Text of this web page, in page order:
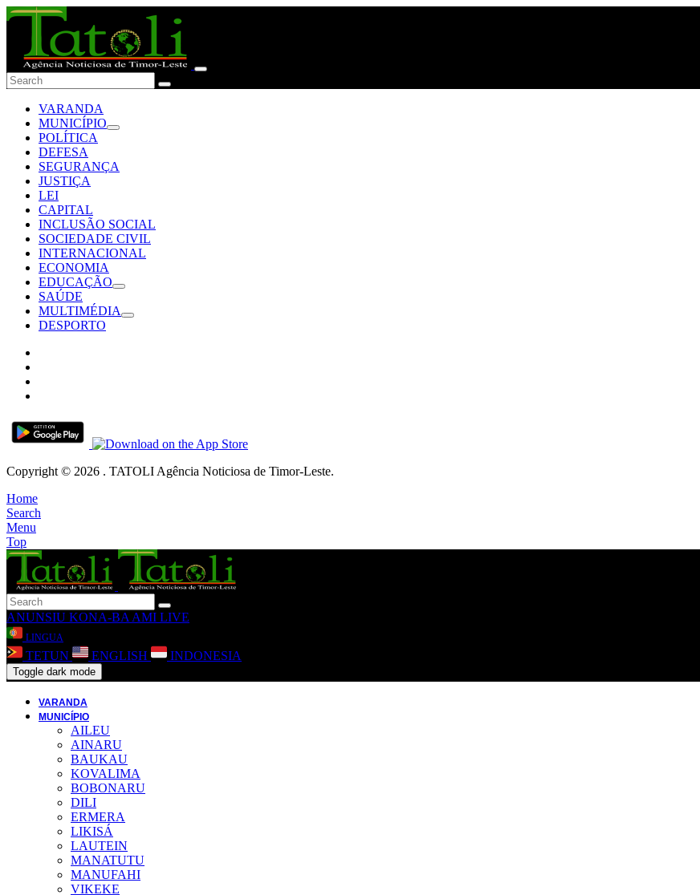
VARANDA
MUNICÍPIO
POLÍTICA
DEFESA
SEGURANÇA
JUSTIÇA
LEI
CAPITAL
INCLUSÃO SOCIAL
SOCIEDADE CIVIL
INTERNACIONAL
ECONOMIA
EDUCAÇÃO
SAÚDE
MULTIMÉDIA
DESPORTO
Copyright © 2026 . TATOLI Agência Noticiosa de Timor-Leste.
Home
Search
Menu
Top
ANUNSIU KONA-BA AMI LIVE
LINGUA
TETUN ENGLISH INDONESIA
Toggle dark mode
VARANDA
MUNICÍPIO
AILEU
AINARU
BAUKAU
KOVALIMA
BOBONARU
DILI
ERMERA
LIKISÁ
LAUTEIN
MANATUTU
MANUFAHI
VIKEKE